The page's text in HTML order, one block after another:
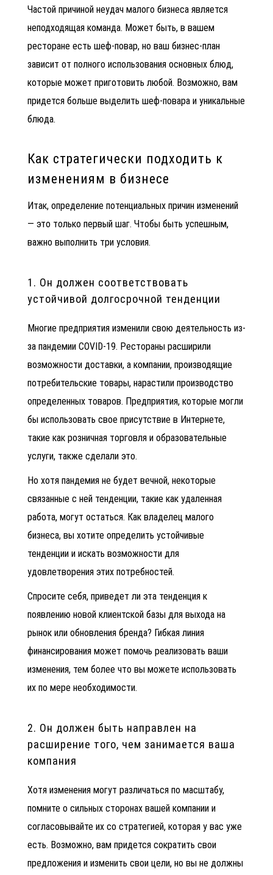
Частой причиной неудач малого бизнеса является
неподходящая команда. Может быть, в вашем
ресторане есть шеф-повар, но ваш бизнес-план
зависит от полного использования основных блюд,
которые может приготовить любой. Возможно, вам
придется больше выделить шеф-повара и уникальные
блюда.
Как стратегически подходить к
изменениям в бизнесе
Итак, определение потенциальных причин изменений
— это только первый шаг. Чтобы быть успешным,
важно выполнить три условия.
1. Он должен соответствовать
устойчивой долгосрочной тенденции
Многие предприятия изменили свою деятельность из-
за пандемии COVID-19. Рестораны расширили
возможности доставки, а компании, производящие
потребительские товары, нарастили производство
определенных товаров. Предприятия, которые могли
бы использовать свое присутствие в Интернете,
такие как розничная торговля и образовательные
услуги, также сделали это.
Но хотя пандемия не будет вечной, некоторые
связанные с ней тенденции, такие как удаленная
работа, могут остаться. Как владелец малого
бизнеса, вы хотите определить устойчивые
тенденции и искать возможности для
удовлетворения этих потребностей.
Спросите себя, приведет ли эта тенденция к
появлению новой клиентской базы для выхода на
рынок или обновления бренда? Гибкая линия
финансирования может помочь реализовать ваши
изменения, тем более что вы можете использовать
их по мере необходимости.
2. Он должен быть направлен на
расширение того, чем занимается ваша
компания
Хотя изменения могут различаться по масштабу,
помните о сильных сторонах вашей компании и
согласовывайте их со стратегией, которая у вас уже
есть. Возможно, вам придется сократить свои
предложения и изменить свои цели, но вы не должны